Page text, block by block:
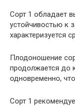
Сорт 1 обладает
устойчивостью к
характеризуется
Плодоношение
продолжается до
одновременно,
Сорт 1